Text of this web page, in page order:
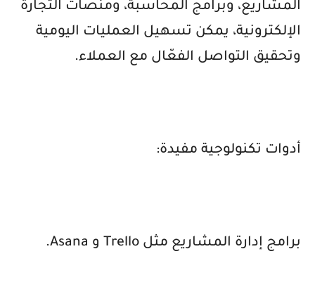
المشاريع، وبرامج المحاسبة، ومنصات التجارة
الإلكترونية، يمكن تسهيل العمليات اليومية
وتحقيق التواصل الفعّال مع العملاء.
أدوات تكنولوجية مفيدة:
برامج إدارة المشاريع مثل Trello و Asana
.